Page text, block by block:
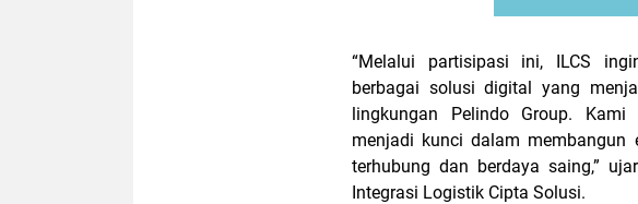
“Melalui partisipasi ini, ILCS
berbagai solusi digital yang
lingkungan Pelindo Group.
menjadi kunci dalam
terhubung dan berdaya saing,”
Integrasi Logistik Cipta Solusi.